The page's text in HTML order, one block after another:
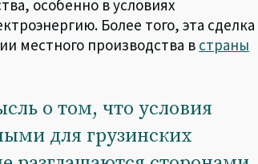
особенно в условиях
Более того, эта сделка
местного производства в страны
о том, что условия
для грузинских